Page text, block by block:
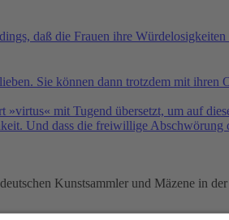
daß die Frauen ihre
Sie können dann trotzdem mit ihren
mit Tugend übersetzt, um auf
Und dass die freiwillige Abschwörung
Kunstsammler und Mäzene in